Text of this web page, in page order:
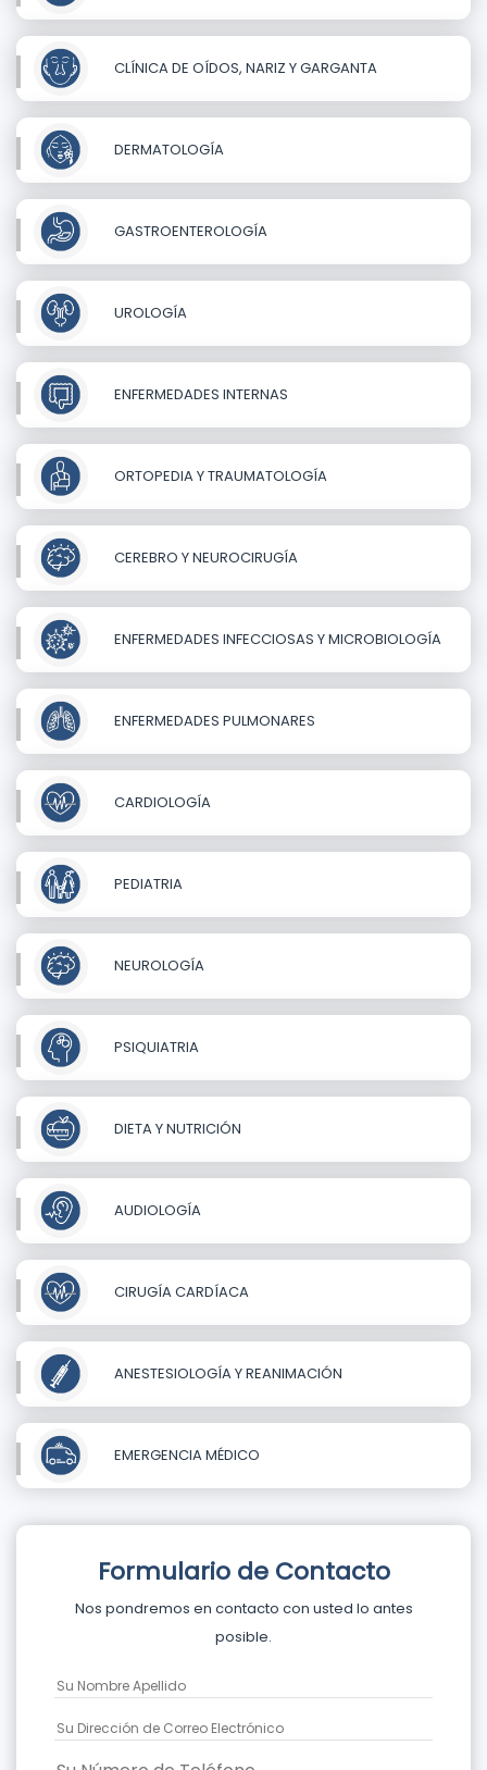
CLÍNICA DE OÍDOS, NARIZ Y GARGANTA
DERMATOLOGÍA
GASTROENTEROLOGÍA
UROLOGÍA
ENFERMEDADES INTERNAS
ORTOPEDIA Y TRAUMATOLOGÍA
CEREBRO Y NEUROCIRUGÍA
ENFERMEDADES INFECCIOSAS Y MICROBIOLOGÍA
ENFERMEDADES PULMONARES
CARDIOLOGÍA
PEDIATRIA
NEUROLOGÍA
PSIQUIATRIA
DIETA Y NUTRICIÓN
AUDIOLOGÍA
CIRUGÍA CARDÍACA
ANESTESIOLOGÍA Y REANIMACIÓN
EMERGENCIA MÉDICO
Formulario de Contacto
Nos pondremos en contacto con usted lo antes
posible.